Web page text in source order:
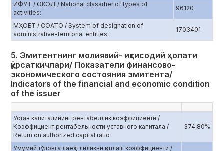
ИФУТ / ОКЭД / National classifier of types of
activities:
96120
МҲОБТ / СОАТО / System of designation of
administrative-territorial entities:
1703401
5. Эмитентнинг молиявий- иқтисодий ҳолати
қўрсаткичлари/ Показатели финансово-
экономического состояния эмитента/
Indicators of the financial and economic condition
of the issuer
Устав капиталининг рентабеллик коэффициенти /
Коэффициент рентабельности уставного капитала /
Return on authorized capital ratio
374,80%
Умумий тўловга лаёқатлиликни қоплаш коэффициенти /